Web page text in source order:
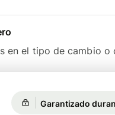
en el tipo de cambio o
Garantizado